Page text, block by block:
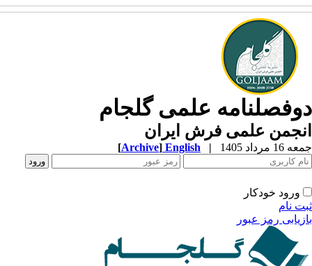
علمی گلجام
علمی فرش ایران
مرداد 1405 |
English
[Archive]
ورود خودکار
نام
رمز عبور